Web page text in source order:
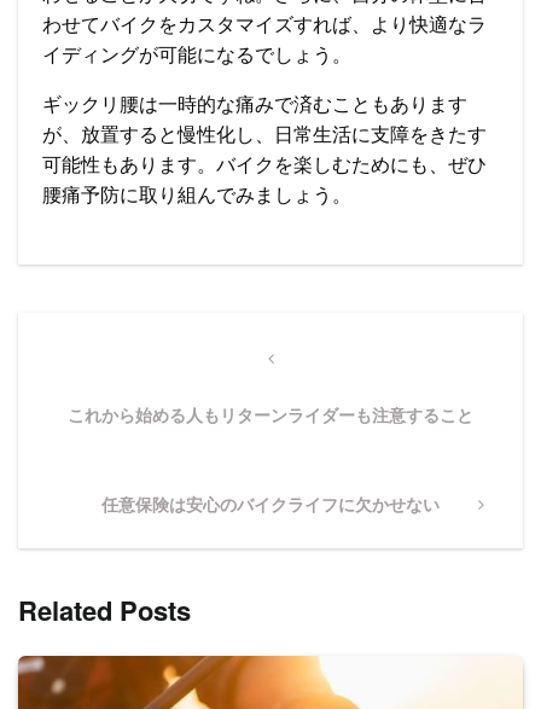
わせてバイクをカスタマイズすれば、より快適なラ
イディングが可能になるでしょう。
ギックリ腰は一時的な痛みで済むこともあります
が、放置すると慢性化し、日常生活に支障をきたす
可能性もあります。バイクを楽しむためにも、ぜひ
腰痛予防に取り組んでみましょう。
ン
Previous
これから始める人もリターンライダーも注意すること
Next
任意保険は安心のバイクライフに欠かせない
Related Posts